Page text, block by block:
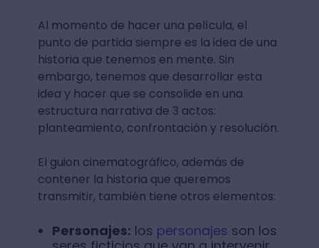
Al momento de hacer una película, el
punto de partida siempre es la idea de una
historia que tenemos en mente. Sin
embargo, tenemos que desarrollar esta
idea y hacer que se consolide en una
estructura narrativa de 3 actos:
planteamiento, confrontación y resolución.
El guion cinematográfico, además de
contener la historia que queremos
transmitir, también tiene otros elementos:
Personajes: los personajes son los